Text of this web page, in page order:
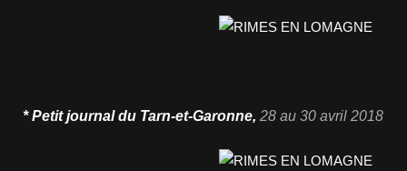
* Petit journal du Tarn-et-Garonne, 28 au 30 avril 2018